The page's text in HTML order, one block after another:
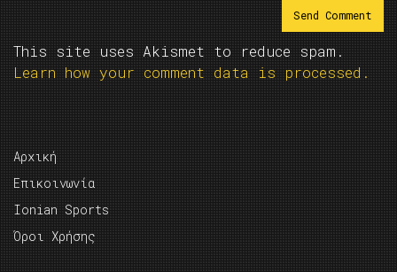
This site uses Akismet to reduce spam.
Learn how your comment data is processed.
Αρχική
Επικοινωνία
Ionian Sports
Όροι Χρήσης